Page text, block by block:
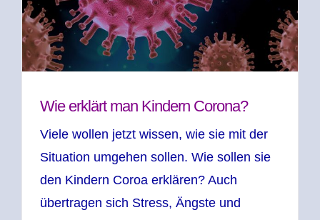
Wie erklärt man Kindern Corona?
Viele wollen jetzt wissen, wie sie mit der
Situation umgehen sollen. Wie sollen sie
den Kindern Coroa erklären? Auch
übertragen sich Stress, Ängste und